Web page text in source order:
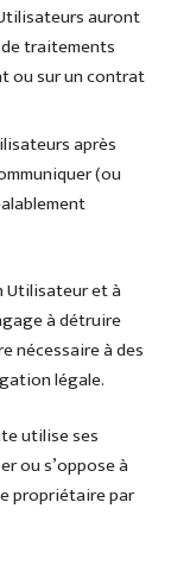
auront
traitements
ou sur un contrat
après
(ou
Utilisateur et à
à détruire
nécessaire à des
légale.
utilise ses
ou s’oppose à
propriétaire par